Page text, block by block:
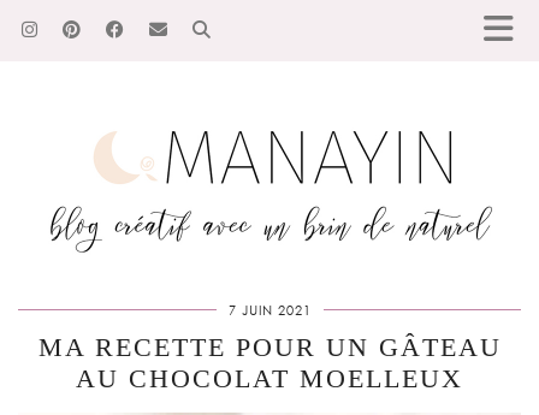
7 JUIN 2021
MA RECETTE POUR UN GÂTEAU
AU CHOCOLAT MOELLEUX